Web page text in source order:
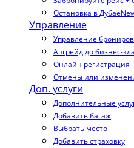
Остановка в Дубае
Управление
Управление
Апгрейд до бизнес-
Онлайн регистрация
Отмены или
Доп. услуги
Дополнительные
Добавить багаж
Выбрать место
Добавить страховку